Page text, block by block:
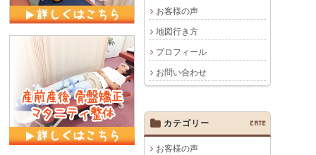
お客様の声
地図行き方
プロフィール
お問い合わせ
カテゴリー CATE
お客様の声